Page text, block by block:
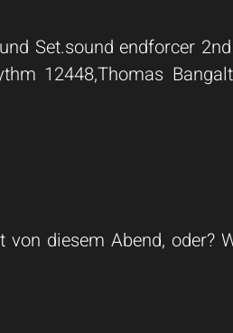
Set.sound endforcer
12448,Thomas
diesem Abend, oder?